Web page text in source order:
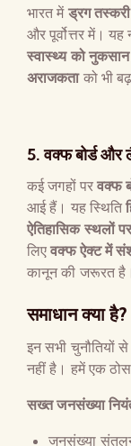
भारत मेंड्रग तस्करी
और पूर्वोत्तर में।
स्वास्थ्य को नुकसान
अराजकताको भी
5.वक्फ बोर्ड और
कई जगहों परवक्फ
आई हैं। यह स्थिति
ऐतिहासिक स्थलों
लिएवक्फ ऐक्ट में
कानून की जरूरत है।
समाधान क्या है?
इन सभी चुनौतियों
नहीं है। हमें एक ठोस
सख्त जनसंख्या
जनसंख्या